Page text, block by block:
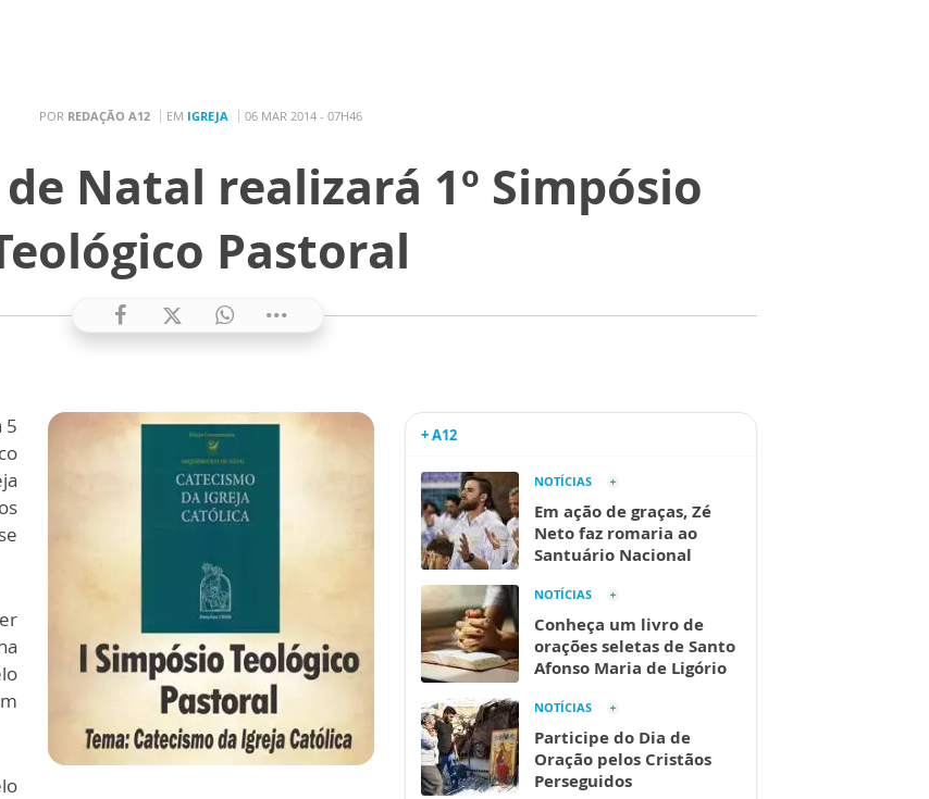
POR REDAÇÃO A12 EM IGREJA 06 MAR 2014 - 07H46
Natal realizará 1º Simpósio
Pastoral
5
+ A12
NOTÍCIAS
Em ação de graças, Zé
Neto faz romaria ao
Santuário Nacional
NOTÍCIAS
Conheça um livro de
orações seletas de Santo
Afonso Maria de Ligório
NOTÍCIAS
Participe do Dia de
Oração pelos Cristãos
Perseguidos